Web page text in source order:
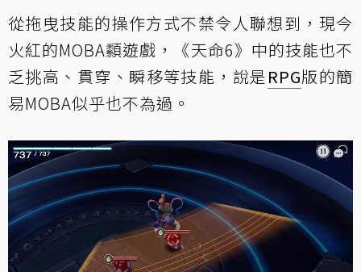
從拖曳技能的操作方式不禁令人聯想到，現今
火紅的MOBA纇遊戲，《天命6》中的技能也不
乏挑高、貫穿、瞬移等技能，說是RPG版的簡
易MOBA似乎也不為過。